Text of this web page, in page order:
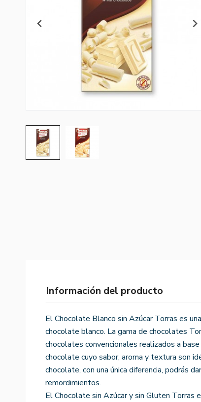
Información del producto
El Chocolate Blanco sin Azúcar Torras es
chocolate blanco. La gama de chocolates
chocolates convencionales realizados a
chocolate cuyo sabor, aroma y textura son
chocolate, con una única diferencia, podrás
remordimientos.
El Chocolate sin Azúcar y sin Gluten